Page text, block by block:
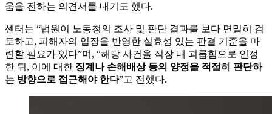
움을 전하는 의견서를 내기도 했다.
센터는 “법원이 노동청의 조사 및 판단 결과를 보다 면밀히 검
토하고, 피해자의 입장을 반영한 실효성 있는 판결 기준을 마
련할 필요가 있다”며, “해당 사건을 직장 내 괴롭힘으로 인정
한 뒤, 이에 대한 징계나 손해배상 등의 양정을 적절히 판단하
는 방향으로 접근해야 한다”고 전했다.